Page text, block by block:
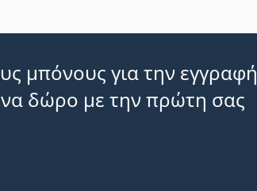
μπόνους για την εγγραφή
δώρο με την πρώτη σας